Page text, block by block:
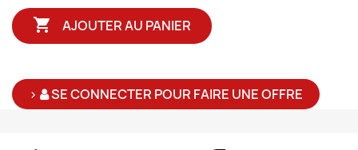
 AJOUTER AU PANIER
> SE CONNECTER POUR FAIRE UNE OFFRE